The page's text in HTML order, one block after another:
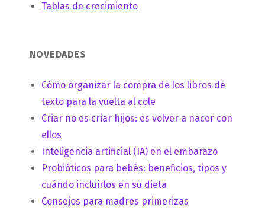
Tablas de crecimiento
NOVEDADES
Cómo organizar la compra de los libros de
texto para la vuelta al cole
Criar no es criar hijos: es volver a nacer con
ellos
Inteligencia artificial (IA) en el embarazo
Probióticos para bebés: beneficios, tipos y
cuándo incluirlos en su dieta
Consejos para madres primerizas